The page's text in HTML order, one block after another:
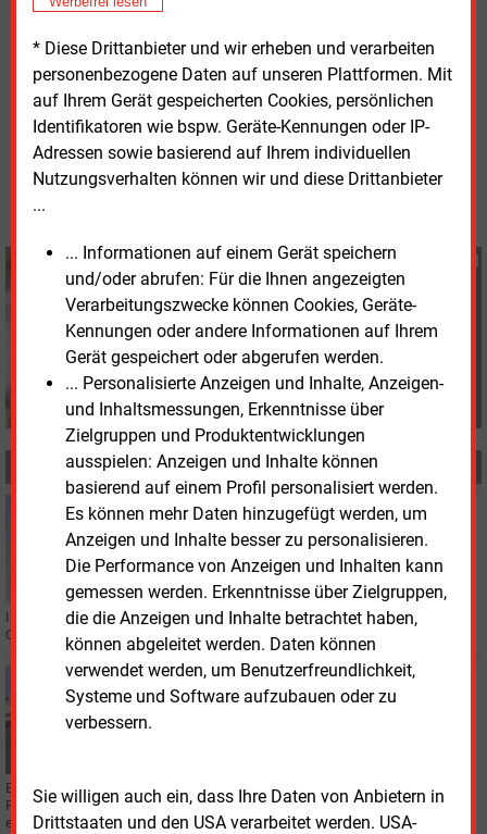
* Diese Drittanbieter und wir erheben und verarbeiten
personenbezogene Daten auf unseren Plattformen. Mit
auf Ihrem Gerät gespeicherten Cookies, persönlichen
Identifikatoren wie bspw. Geräte-Kennungen oder IP-
Adressen sowie basierend auf Ihrem individuellen
Nutzungsverhalten können wir und diese Drittanbieter
...
... Informationen auf einem Gerät speichern
und/oder abrufen: Für die Ihnen angezeigten
Verarbeitungszwecke können Cookies, Geräte-
Kennungen oder andere Informationen auf Ihrem
Gerät gespeichert oder abgerufen werden.
... Personalisierte Anzeigen und Inhalte, Anzeigen-
und Inhaltsmessungen, Erkenntnisse über
Zielgruppen und Produktentwicklungen
ausspielen: Anzeigen und Inhalte können
basierend auf einem Profil personalisiert werden.
Es können mehr Daten hinzugefügt werden, um
Anzeigen und Inhalte besser zu personalisieren.
Die Performance von Anzeigen und Inhalten kann
gemessen werden. Erkenntnisse über Zielgruppen,
die die Anzeigen und Inhalte betrachtet haben,
können abgeleitet werden. Daten können
verwendet werden, um Benutzerfreundlichkeit,
Systeme und Software aufzubauen oder zu
verbessern.
Sie willigen auch ein, dass Ihre Daten von Anbietern in
Drittstaaten und den USA verarbeitet werden. USA-
weitere große Projekte.
Freitag, 27.03.2026, 13:53 Uhr
Susanne Harmsen
© 2026 Energie & Management GmbH
Susanne Harmsen
+49 (0) 151 28207503
s.harmsen@energie-
und-management.de
MEHR ZUM THEMA
Freitag, 12.06.2026, 14:26
WINDKRAFT
Erste Windkraftanlage für Offshorepark
„Nordseecluster“
In der deutschen Nordsee steht nun die erste Windkraftanlage für den
Offshore-Windpark „Nordseecluster“ mit einer Leistung von 15 MW.
Mittwoch, 29.04.2026, 15:55
POLITIK
Maritime Konferenz startet mit Fokus Sicherheit
Bundeskanzler Friedrich Merz und Bundeswirtschaftsministerin Katherina
Reiche haben in Emden die 14. Nationale Maritime Konferenz eröffnet und
einen Aktionsplan vorgestellt.